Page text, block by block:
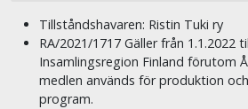
Tillståndshavaren: Ristin Tuki ry
RA/2021/1717 Gäller från 1.1.2022
Insamlingsregion Finland förutom
medlen används för produktion
program.